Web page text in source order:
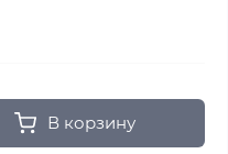
В корзину